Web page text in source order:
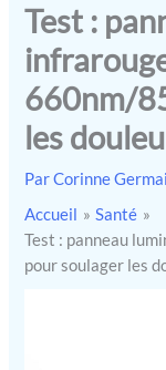
Test :
660nm/
les
ParCorinne
Accueil
Santé
Test : panneau
pour soulager les